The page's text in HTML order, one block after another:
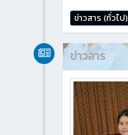
ข่าวสาร (ทั่วไป)
ข่าวสาร